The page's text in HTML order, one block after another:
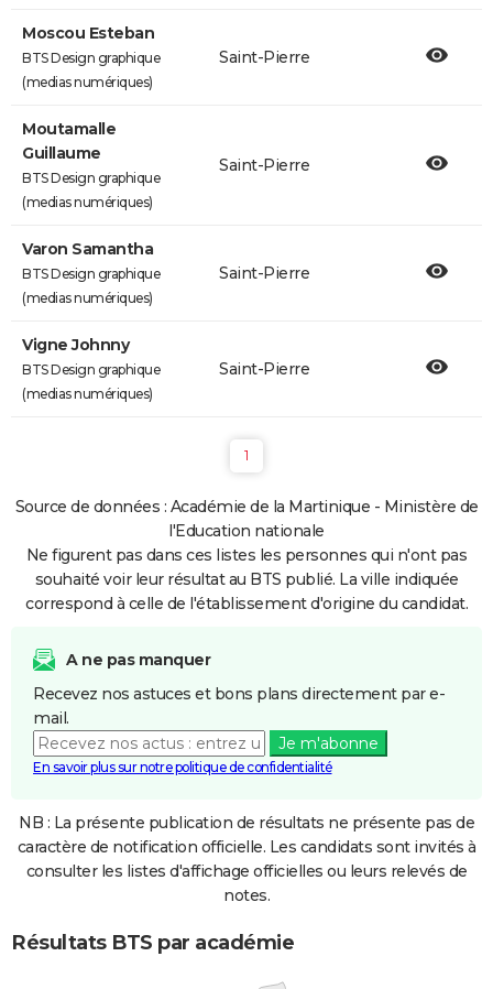
Moscou Esteban
BTS Design graphique
(medias numériques)
Saint-Pierre
Moutamalle
Guillaume
BTS Design graphique
(medias numériques)
Saint-Pierre
Varon Samantha
BTS Design graphique
(medias numériques)
Saint-Pierre
Vigne Johnny
BTS Design graphique
(medias numériques)
Saint-Pierre
1
Source de données : Académie de la Martinique - Ministère de
l'Education nationale
Ne figurent pas dans ces listes les personnes qui n'ont pas
souhaité voir leur résultat au BTS publié. La ville indiquée
correspond à celle de l'établissement d'origine du candidat.
A ne pas manquer
Recevez nos astuces et bons plans directement par e-
mail.
Je m'abonne
En savoir plus sur notre politique de confidentialité
NB : La présente publication de résultats ne présente pas de
caractère de notification officielle. Les candidats sont invités à
consulter les listes d'affichage officielles ou leurs relevés de
notes.
Résultats BTS par académie